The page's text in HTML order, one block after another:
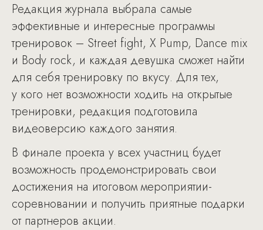
Редакция журнала выбрала самые
эффективные и интересные программы
тренировок – Street fight, X Pump, Dance mix
и Body rock, и каждая девушка сможет найти
для себя тренировку по вкусу. Для тех,
у кого нет возможности ходить на открытые
тренировки, редакция подготовила
видеоверсию каждого занятия.
В финале проекта у всех участниц будет
возможность продемонстрировать свои
достижения на итоговом мероприятии-
соревновании и получить приятные подарки
от партнеров акции.